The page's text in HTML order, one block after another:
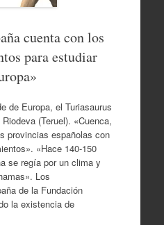
cuenta con los
para estudiar
de Europa, el Turiasaurus
(Teruel). «Cuenca,
provincias españolas con
«Hace 140-150
se regía por un clima y
Los
de la Fundación
la existencia de